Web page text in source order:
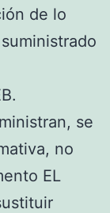
de lo
se
no
EL